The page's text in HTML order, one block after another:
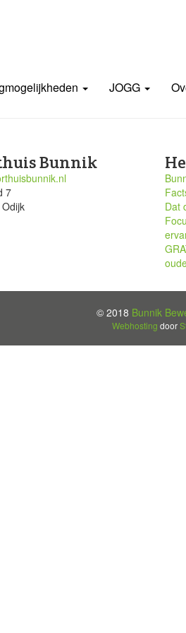
JOGG
Bunnik
7
Dat
© 2018 Bunnik
Webhosting door